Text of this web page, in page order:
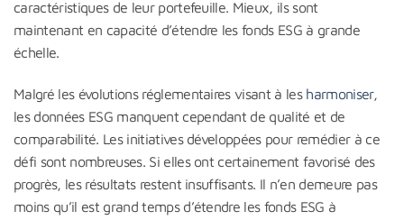
caractéristiques de leur portefeuille. Mieux, ils sont
maintenant en capacité d’étendre les fonds ESG à grande
échelle.
Malgré les évolutions réglementaires visant à les harmoniser,
les données ESG manquent cependant de qualité et de
comparabilité. Les initiatives développées pour remédier à ce
défi sont nombreuses. Si elles ont certainement favorisé des
progrès, les résultats restent insuffisants. Il n’en demeure pas
moins qu’il est grand temps d’étendre les fonds ESG à